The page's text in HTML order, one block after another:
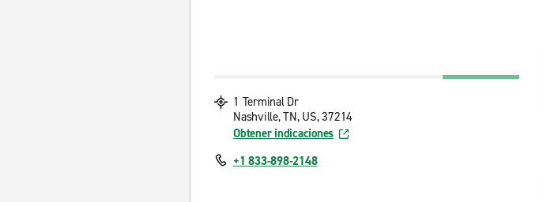
1 Terminal Dr
Nashville, TN, US, 37214
Obtener indicaciones
+1 833-898-2148